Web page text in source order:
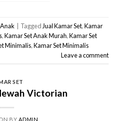
Tagged Jual Kamar Set,Kamar
,Kamar Set Anak Murah,Kamar Set
Minimalis,Kamar Set Minimalis
Leave a comment
SET
Victorian
BY ADMIN